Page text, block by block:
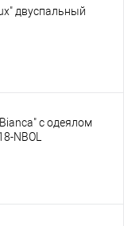
двуспальный
с одеялом
NBOL